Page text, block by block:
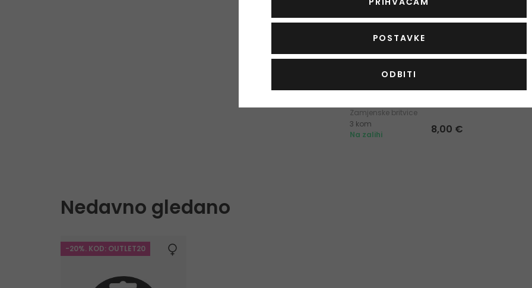
-11%
Zamjenske britvice
3 kom
Na zalihi
8,00 €
Nedavno gledano
-20%. KOD: OUTLET20
POSTAVKE
ODBITI